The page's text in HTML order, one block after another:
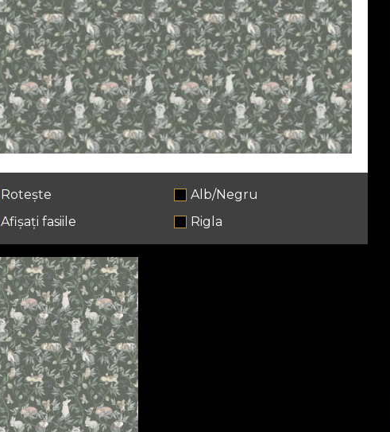
Rotește
Alb/Negru
Afișați fasiile
Rigla